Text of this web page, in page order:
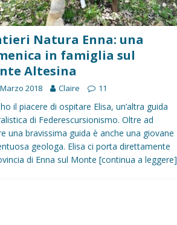
Sicilia, dove andare?
i bambini, quando la natura incontra l’arte
mare, attività e tour a prova di famiglia
Natura Enna: una
in famiglia sul
Altesina
2018 Claire 11
il piacere di ospitare Elisa, un’altra guida
di Federescursionismo. Oltre ad
una bravissima guida è anche una giovane
geologa. Elisa ci porta direttamente
di Enna sul Monte [continua a leggere]